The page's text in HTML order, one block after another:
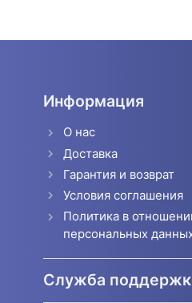
Информация
О нас
Доставка
Гарантия и возврат
Условия соглашения
Политика в
персональных
Служба